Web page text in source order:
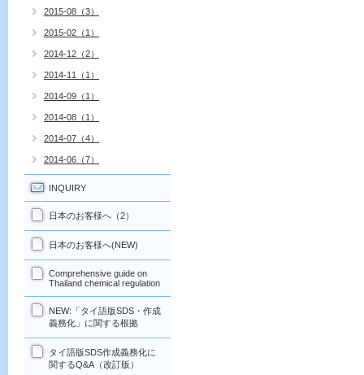
2015-08（3）
2015-02（1）
2014-12（2）
2014-11（1）
2014-09（1）
2014-08（1）
2014-07（4）
2014-06（7）
INQUIRY
日本のお客様へ（2）
日本のお客様へ(NEW)
Comprehensive guide on
Thailand chemical regulation
NEW:「タイ語版SDS・作成
義務化」に関する根拠
タイ語版SDS作成義務化に
関するQ&A（改訂版）